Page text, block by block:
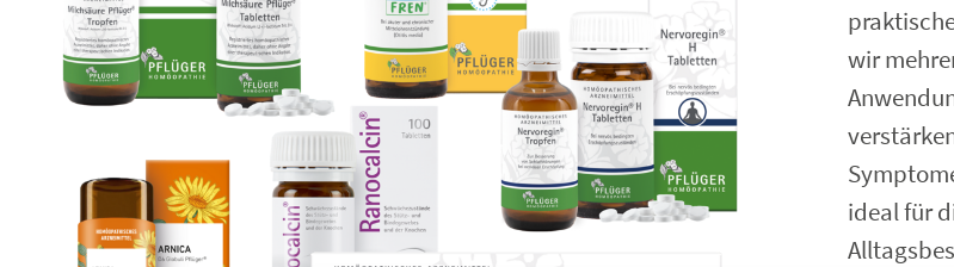
wir
ideal für